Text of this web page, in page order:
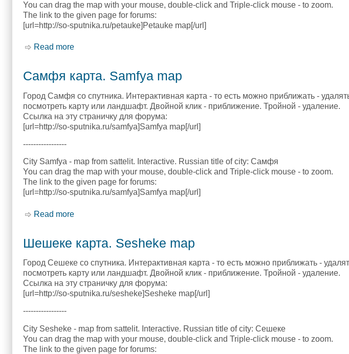
You can drag the map with your mouse, double-click and Triple-click mouse - to zoom.
The link to the given page for forums:
[url=http://so-sputnika.ru/petauke]Petauke map[/url]
Read more
Самфя карта. Samfya map
Город Самфя со спутника. Интерактивная карта - то есть можно приближать -
посмотреть карту или ландшафт. Двойной клик - приближение. Тройной - удаление.
Ссылка на эту страничку для форума:
[url=http://so-sputnika.ru/samfya]Samfya map[/url]
-----------------
City Samfya - map from sattelit. Interactive. Russian title of city: Самфя
You can drag the map with your mouse, double-click and Triple-click mouse - to zoom.
The link to the given page for forums:
[url=http://so-sputnika.ru/samfya]Samfya map[/url]
Read more
Шешеке карта. Sesheke map
Город Сешеке со спутника. Интерактивная карта - то есть можно приближать -
посмотреть карту или ландшафт. Двойной клик - приближение. Тройной - удаление.
Ссылка на эту страничку для форума:
[url=http://so-sputnika.ru/sesheke]Sesheke map[/url]
-----------------
City Sesheke - map from sattelit. Interactive. Russian title of city: Сешеке
You can drag the map with your mouse, double-click and Triple-click mouse - to zoom.
The link to the given page for forums: